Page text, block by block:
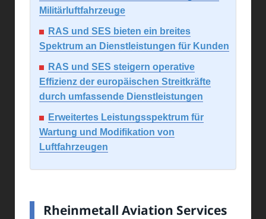
Militärluftfahrzeuge
RAS und SES bieten ein breites
Spektrum an Dienstleistungen für Kunden
RAS und SES steigern operative
Effizienz der europäischen Streitkräfte
durch umfassende Dienstleistungen
Erweitertes Leistungsspektrum für
Wartung und Modifikation von
Luftfahrzeugen
Rheinmetall Aviation Services